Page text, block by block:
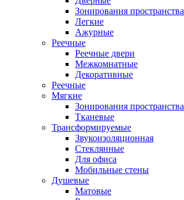
Зонирования пространства
Легкие
Ажурные
Реечные
Реечные двери
Межкомнатные
Декоративные
Реечные
Мягкие
Зонирования пространства
Тканевые
Трансформируемые
Звукоизоляционная
Стеклянные
Для офиса
Мобильные стены
Душевые
Матовые